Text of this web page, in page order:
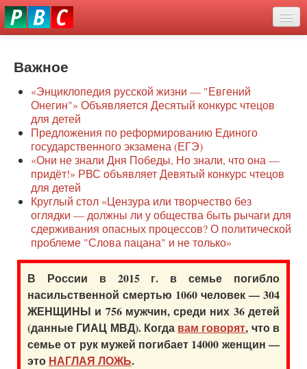
Перейти
к
О нас
Защита семей
Образование
Наше сопротивление
Регионы
Видео
Важное
«Энциклопедия русской жизни — "Евгений
Онегин"» Объявляется Десятый конкурс чтецов
для детей
Предложения по реформированию Единого
государственного экзамена (ЕГЭ)
«Они не знали Дня Победы, Но знали, что она —
придёт!» РВС объявляет Девятый конкурс чтецов
для детей
Круглый стол «Цензура или творчество без
оглядки — должны ли у общества быть рычаги для
сдерживания опасных процессов? О политической
проблеме "Слова пацана" и не только»
В России в 2015 г. в семье погибло
насильственной смертью 1060 человек — 304
ЖЕНЩИНЫ и 756 мужчин, среди них 36 детей
(данные ГИАЦ МВД). Когда вам говорят, что в
семье от рук мужей погибает 14000 женщин —
это НАГЛАЯ ЛОЖЬ.